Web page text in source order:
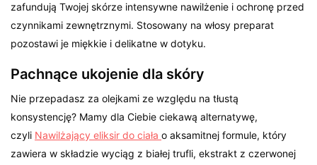
zafundują Twojej skórze intensywne nawilżenie i ochronę przed
czynnikami zewnętrznymi. Stosowany na włosy preparat
pozostawi je miękkie i delikatne w dotyku.
Pachnące ukojenie dla skóry
Nie przepadasz za olejkami ze względu na tłustą
konsystencję? Mamy dla Ciebie ciekawą alternatywę,
czyli Nawilżający eliksir do ciałao aksamitnej formule, który
zawiera w składzie wyciąg z białej trufli, ekstrakt z czerwonej